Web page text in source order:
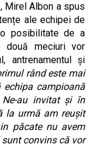
Mirel Albon a spus
ale echipei de
posibilitate de a
două meciuri vor
antrenamentul și
rând este mai
campioană
au invitat și în
la urmă am reușit
păcate nu avem
convins că vor